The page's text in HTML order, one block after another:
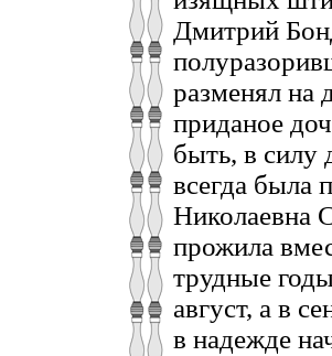
Дмитрий
разменял на
приданое
быть, в силу
всегда была
Николаевна
прожила
трудные
август, а в
в надежде